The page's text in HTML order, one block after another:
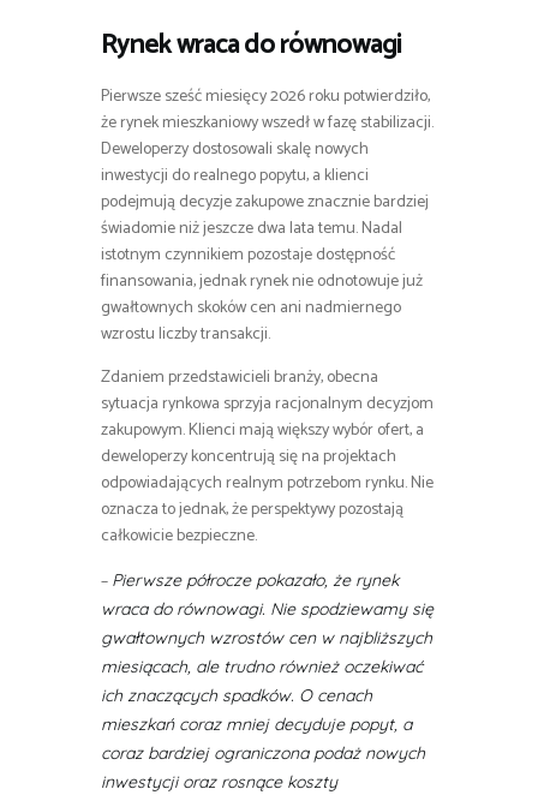
Rynek wraca do równowagi
Pierwsze sześć miesięcy 2026 roku potwierdziło,
że rynek mieszkaniowy wszedł w fazę stabilizacji.
Deweloperzy dostosowali skalę nowych
inwestycji do realnego popytu, a klienci
podejmują decyzje zakupowe znacznie bardziej
świadomie niż jeszcze dwa lata temu. Nadal
istotnym czynnikiem pozostaje dostępność
finansowania, jednak rynek nie odnotowuje już
gwałtownych skoków cen ani nadmiernego
wzrostu liczby transakcji.
Zdaniem przedstawicieli branży, obecna
sytuacja rynkowa sprzyja racjonalnym decyzjom
zakupowym. Klienci mają większy wybór ofert, a
deweloperzy koncentrują się na projektach
odpowiadających realnym potrzebom rynku. Nie
oznacza to jednak, że perspektywy pozostają
całkowicie bezpieczne.
– Pierwsze półrocze pokazało, że rynek
wraca do równowagi. Nie spodziewamy się
gwałtownych wzrostów cen w najbliższych
miesiącach, ale trudno również oczekiwać
ich znaczących spadków. O cenach
mieszkań coraz mniej decyduje popyt, a
coraz bardziej ograniczona podaż nowych
inwestycji oraz rosnące koszty